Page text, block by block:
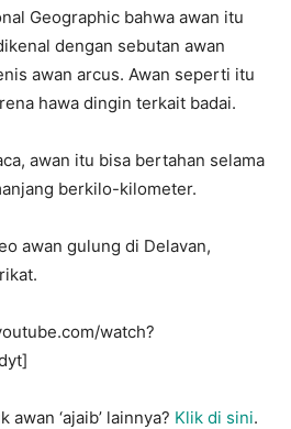
Geographic bahwa awan itu
dengan sebutan awan
awan arcus. Awan seperti itu
hawa dingin terkait badai.
awan itu bisa bertahan selama
berkilo-kilometer.
awan gulung di Delavan,
watch?
‘ajaib’ lainnya? Klik di sini.